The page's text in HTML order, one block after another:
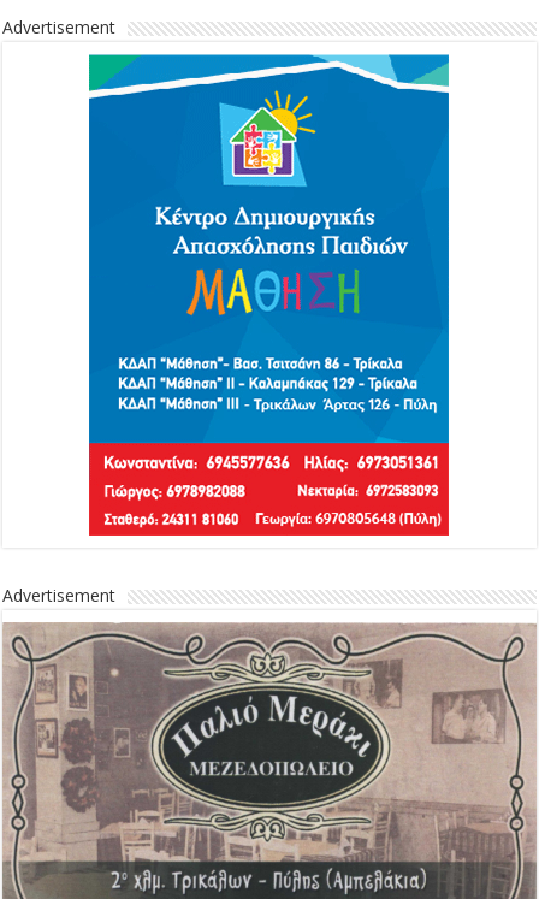
Advertisement
Advertisement